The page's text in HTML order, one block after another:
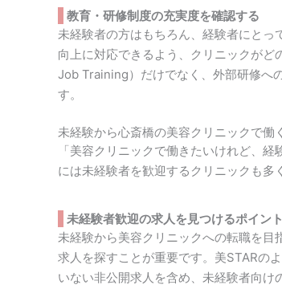
教育・研修制度の充実度を確認する
未経験者の方はもちろん、経験者にと
向上に対応できるよう、クリニックが
Job Training）だけでなく、外部研修へ
す。
未経験から心斎橋の美容クリニックで働
「美容クリニックで働きたいけれど、
には未経験者を歓迎するクリニックも多
未経験者歓迎の求人を見つけるポイント
未経験から美容クリニックへの転職を
求人を探すことが重要です。美STARの
いない非公開求人を含め、未経験者向